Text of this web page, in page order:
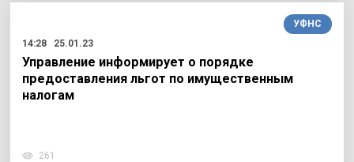
УФНС
14:28
25.01.23
Управление информирует о порядке
предоставления льгот по имущественным
налогам
261